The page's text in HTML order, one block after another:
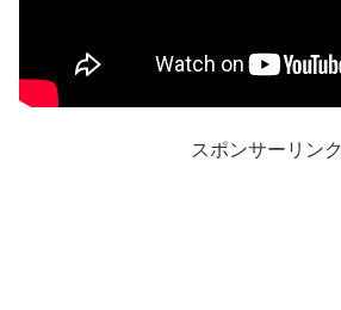
スポンサーリンク